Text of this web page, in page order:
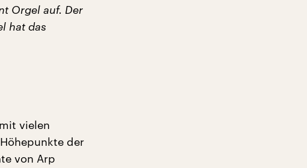
Orgel auf. Der
hat das
vielen
der
von Arp